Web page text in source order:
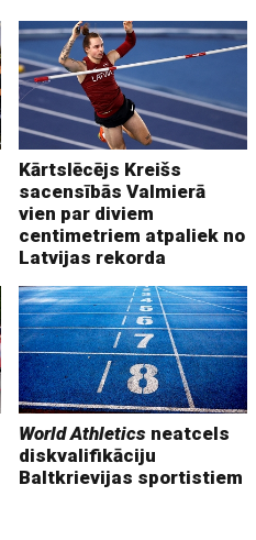
Kārtslēcējs Kreišs
sacensībās Valmierā
vien par diviem
centimetriem atpaliek no
Latvijas rekorda
World Athletics neatcels
diskvalifikāciju
Baltkrievijas sportistiem